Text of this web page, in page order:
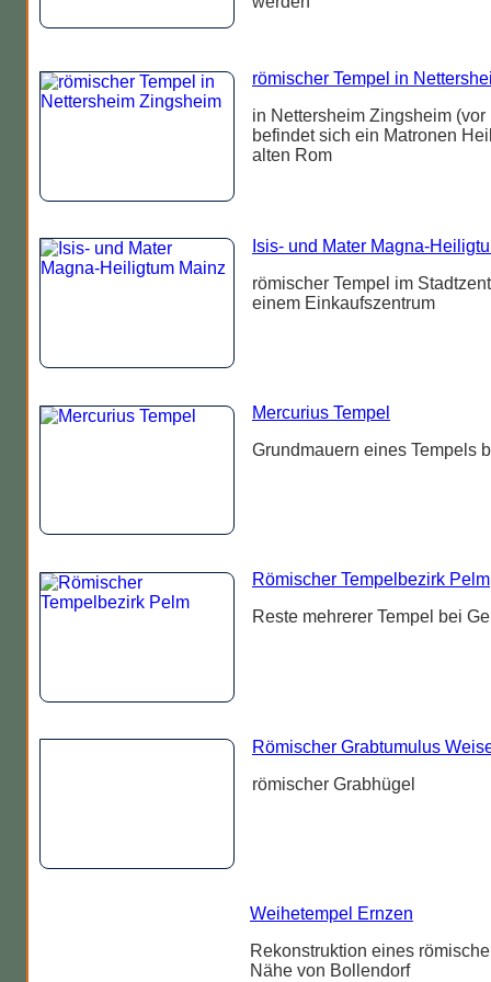
römischer Tempel in
in Nettersheim Zingsheim (vor
befindet sich ein Matronen
alten Rom
Isis- und Mater Magna-
römischer Tempel im
einem Einkaufszentrum
Mercurius Tempel
Grundmauern eines Tempels
Römischer Tempelbezirk Pelm
Reste mehrerer Tempel bei
Römischer Grabtumulus
römischer Grabhügel
Weihetempel Ernzen
Rekonstruktion eines
Nähe von Bollendorf